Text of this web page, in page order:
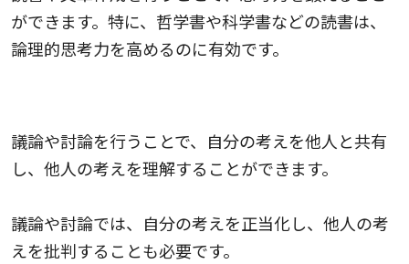
ができます。特に、哲学書や科学書などの読書は、
論理的思考力を高めるのに有効です。
議論や討論を行うことで、自分の考えを他人と共有
し、他人の考えを理解することができます。
議論や討論では、自分の考えを正当化し、他人の考
えを批判することも必要です。